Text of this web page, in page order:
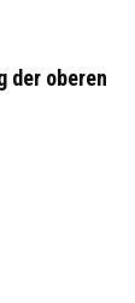
der oberen